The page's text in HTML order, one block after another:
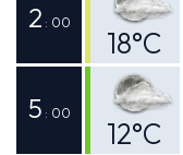
2 : 00
18°C
Odczuwalna
17°C
5 : 00
12°C